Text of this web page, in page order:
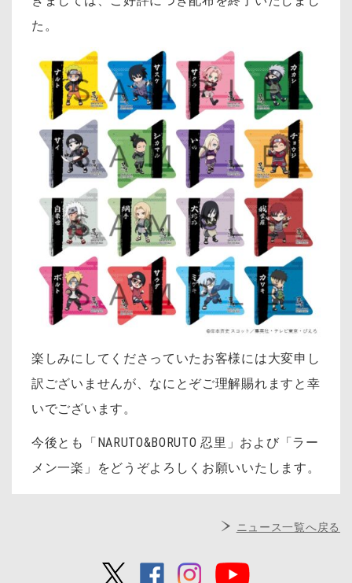
た。
楽しみにしてくださっていたお客様には大変申し
訳ございませんが、なにとぞご理解賜れますと幸
いでございます。
今後とも「NARUTO&BORUTO 忍里」および「ラー
メン一楽」をどうぞよろしくお願いいたします。
ニュース一覧へ戻る